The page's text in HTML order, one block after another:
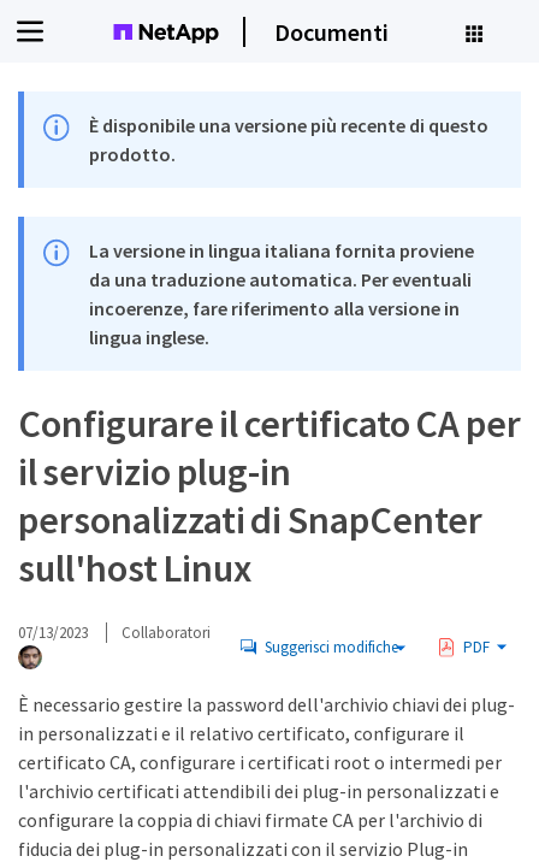
Documenti
È disponibile una versione più recente di questo
prodotto.
La versione in lingua italiana fornita proviene
da una traduzione automatica. Per eventuali
incoerenze, fare riferimento alla versione in
lingua inglese.
Configurare il certificato CA per
il servizio plug-in
personalizzati di SnapCenter
sull'host Linux
07/13/2023 Collaboratori
Suggerisci modifiche PDF
È necessario gestire la password dell'archivio chiavi dei plug-
in personalizzati e il relativo certificato, configurare il
certificato CA, configurare i certificati root o intermedi per
l'archivio certificati attendibili dei plug-in personalizzati e
configurare la coppia di chiavi firmate CA per l'archivio di
fiducia dei plug-in personalizzati con il servizio Plug-in